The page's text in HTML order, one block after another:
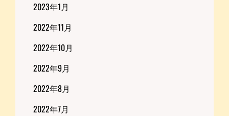
2023年1月
2022年11月
2022年10月
2022年9月
2022年8月
2022年7月